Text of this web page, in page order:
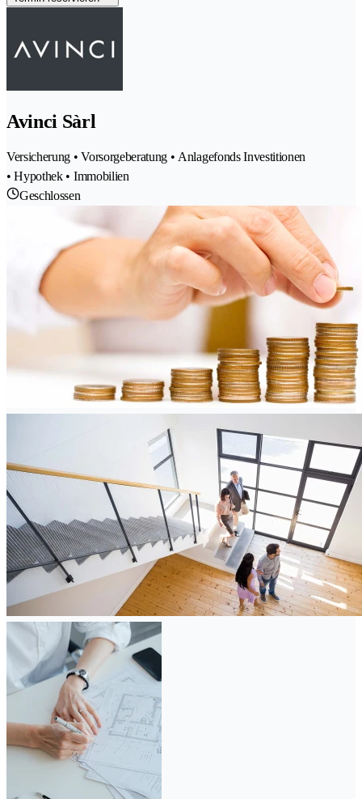
Avinci Sàrl
Versicherung • Vorsorgeberatung • Anlagefonds Investitionen
• Hypothek • Immobilien
Geschlossen